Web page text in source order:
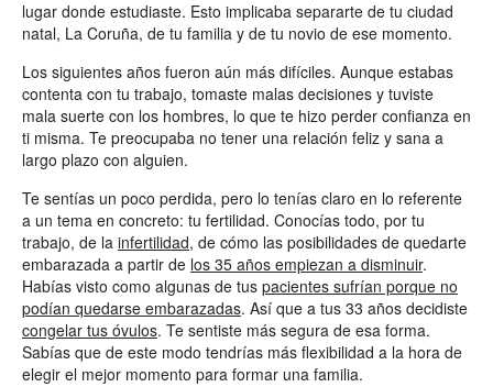
lugar donde estudiaste. Esto implicaba separarte de tu ciudad
natal, La Coruña, de tu familia y de tu novio de ese momento.
Los siguientes años fueron aún más difíciles. Aunque estabas
contenta con tu trabajo, tomaste malas decisiones y tuviste
mala suerte con los hombres, lo que te hizo perder confianza en
ti misma. Te preocupaba no tener una relación feliz y sana a
largo plazo con alguien.
Te sentías un poco perdida, pero lo tenías claro en lo referente
a un tema en concreto: tu fertilidad. Conocías todo, por tu
trabajo, de la infertilidad, de cómo las posibilidades de quedarte
embarazada a partir de los 35 años empiezan a disminuir.
Habías visto como algunas de tus pacientes sufrían porque no
podían quedarse embarazadas. Así que a tus 33 años decidiste
congelar tus óvulos. Te sentiste más segura de esa forma.
Sabías que de este modo tendrías más flexibilidad a la hora de
elegir el mejor momento para formar una familia.